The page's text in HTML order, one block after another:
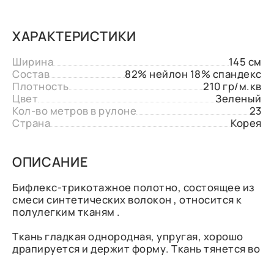
ХАРАКТЕРИСТИКИ
Ширина
145 см
Состав
82% нейлон 18% спандекс
Плотность
210 гр/м.кв
Цвет
Зеленый
Кол-во метров в рулоне
23
Страна
Корея
ОПИСАНИЕ
Бифлекс-трикотажное полотно, состоящее из
смеси синтетических волокон , относится к
полулегким тканям .
Ткань гладкая однородная, упругая, хорошо
драпируется и держит форму. Ткань тянется во